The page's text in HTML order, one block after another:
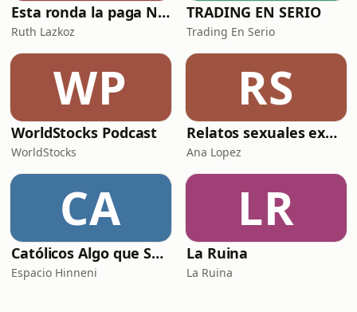
Esta ronda la paga Newton
Ruth Lazkoz
TRADING EN SERIO
Trading En Serio
WP
WorldStocks Podcast
WorldStocks
RS
Relatos sexuales explícitos
Ana Lopez
CA
Católicos Algo que Saber
Espacio Hinneni
LR
La Ruina
La Ruina